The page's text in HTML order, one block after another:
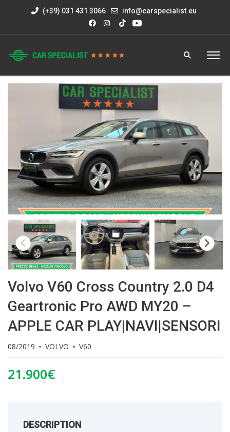
(+39) 031 431 3066 info@carspecialist.eu
Volvo V60 Cross Country 2.0 D4
Geartronic Pro AWD MY20 –
APPLE CAR PLAY|NAVI|SENSORI
08/2019 VOLVO V60
21.900€
DESCRIPTION